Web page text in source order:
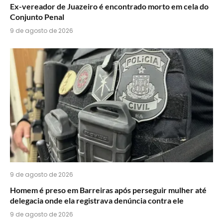
Ex-vereador de Juazeiro é encontrado morto em cela do
Conjunto Penal
9 de agosto de 2026
9 de agosto de 2026
Homem é preso em Barreiras após perseguir mulher até
delegacia onde ela registrava denúncia contra ele
9 de agosto de 2026